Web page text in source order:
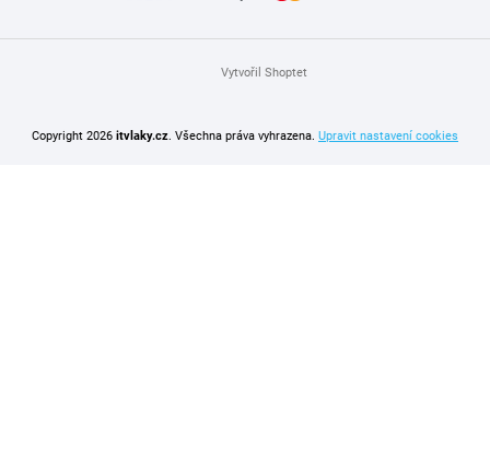
Vytvořil Shoptet
Copyright 2026 itvlaky.cz. Všechna práva vyhrazena. Upravit nastavení cookies